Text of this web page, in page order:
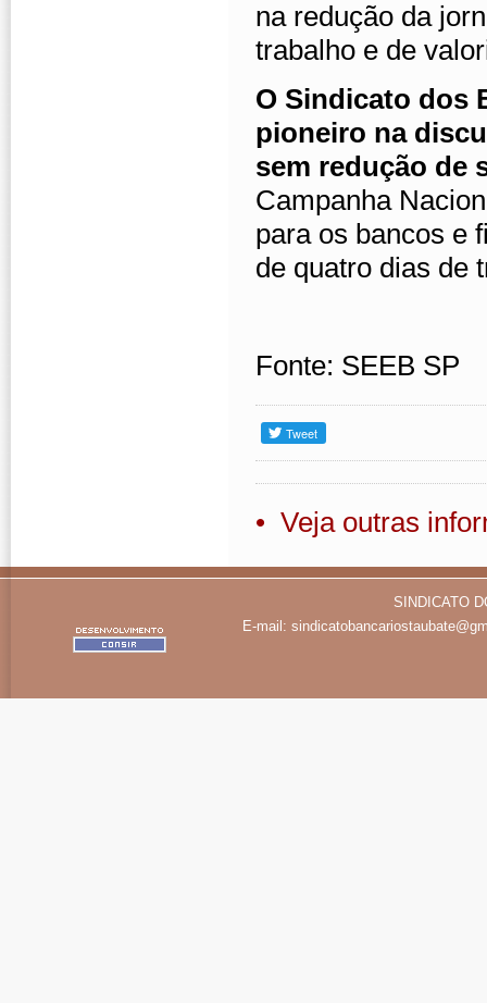
na redução da
trabalho e de
O Sindicato dos
pioneiro na
sem redução de
Campanha
para os bancos e
de quatro dias de
Fonte: SEEB SP
• Veja outras
SINDICATO
E-mail: